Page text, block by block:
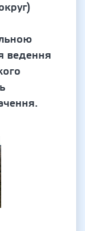
ведення